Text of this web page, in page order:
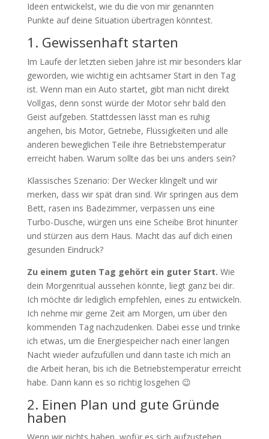
Ideen entwickelst, wie du die von mir genannten
Punkte auf deine Situation übertragen könntest.
1. Gewissenhaft starten
Im Laufe der letzten sieben Jahre ist mir besonders klar
geworden, wie wichtig ein achtsamer Start in den Tag
ist. Wenn man ein Auto startet, gibt man nicht direkt
Vollgas, denn sonst würde der Motor sehr bald den
Geist aufgeben. Stattdessen lässt man es ruhig
angehen, bis Motor, Getriebe, Flüssigkeiten und alle
anderen beweglichen Teile ihre Betriebstemperatur
erreicht haben. Warum sollte das bei uns anders sein?
Klassisches Szenario: Der Wecker klingelt und wir
merken, dass wir spät dran sind. Wir springen aus dem
Bett, rasen ins Badezimmer, verpassen uns eine
Turbo-Dusche, würgen uns eine Scheibe Brot hinunter
und stürzen aus dem Haus. Macht das auf dich einen
gesunden Eindruck?
Zu einem guten Tag gehört ein guter Start. Wie
dein Morgenritual aussehen könnte, liegt ganz bei dir.
Ich möchte dir lediglich empfehlen, eines zu entwickeln.
Ich nehme mir gerne Zeit am Morgen, um über den
kommenden Tag nachzudenken. Dabei esse und trinke
ich etwas, um die Energiespeicher nach einer langen
Nacht wieder aufzufüllen und dann taste ich mich an
die Arbeit heran, bis ich die Betriebstemperatur erreicht
habe. Dann kann es so richtig losgehen 😉
2. Einen Plan und gute Gründe
haben